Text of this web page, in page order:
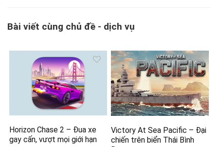
Bài viết cùng chủ đề - dịch vụ
Horizon Chase 2 – Đua xe
gay cấn, vượt mọi giới hạn
Victory At Sea Pacific – Đại
chiến trên biển Thái Bình